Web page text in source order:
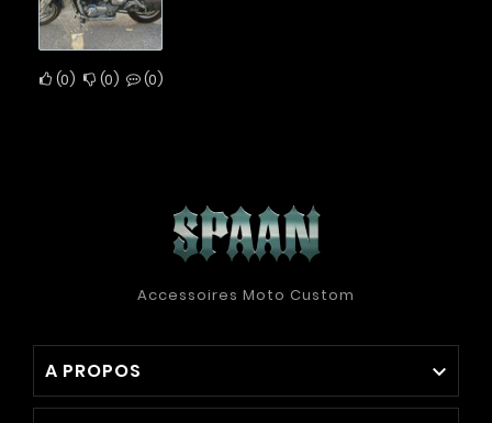
0 0 0
Accessoires Moto Custom
A PROPOS 